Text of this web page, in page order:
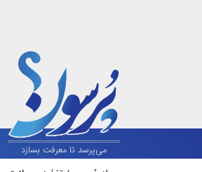
می‌پرسد تا معرفت بسازد